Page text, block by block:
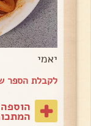
יאמי
לקבלת הספר